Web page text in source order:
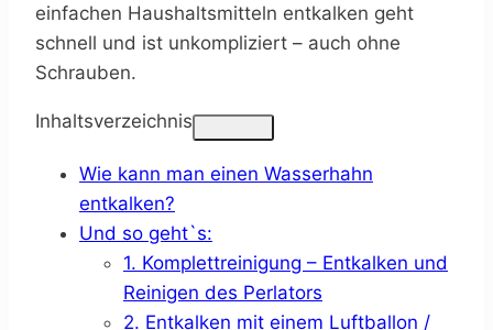
einfachen Haushaltsmitteln entkalken geht
schnell und ist unkompliziert – auch ohne
Schrauben.
Inhaltsverzeichnis
Wie kann man einen Wasserhahn
entkalken?
Und so geht`s:
1. Komplettreinigung – Entkalken und
Reinigen des Perlators
2. Entkalken mit einem Luftballon /